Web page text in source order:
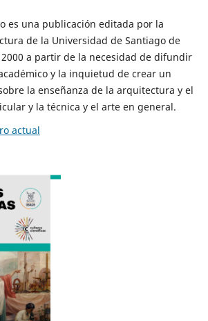
es una publicación editada por la
de la Universidad de Santiago de
a partir de la necesidad de difundir
y la inquietud de crear un
la enseñanza de la arquitectura y el
y la técnica y el arte en general.
actual